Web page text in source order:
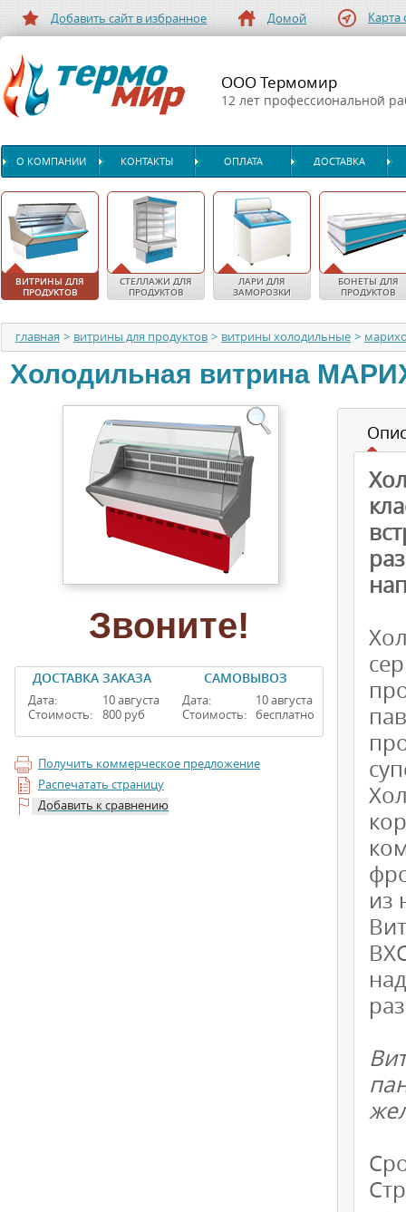
Добавить сайт в избранное Домой Карта
ООО Термомир
12 лет профессиональной
О КОМПАНИИ КОНТАКТЫ ОПЛАТА ДОСТАВКА
ВИТРИНЫ ДЛЯ
ПРОДУКТОВ
СТЕЛЛАЖИ ДЛЯ
ПРОДУКТОВ
ЛАРИ ДЛЯ
ЗАМОРОЗКИ
БОНЕТЫ ДЛЯ
ПРОДУКТОВ
главная > витрины для продуктов > витрины холодильные >
Холодильная витрина
Звоните!
ДОСТАВКА ЗАКАЗА
Дата:
Стоимость:
10 августа
800 руб
САМОВЫВОЗ
Дата:
Стоимость:
10 августа
бесплатно
Получить коммерческое предложение
Распечатать страницу
Добавить к сравнению
из